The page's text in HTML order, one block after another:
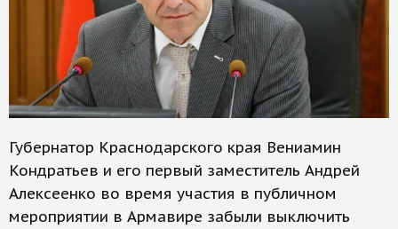
Губернатор Краснодарского края Вениамин
Кондратьев и его первый заместитель Андрей
Алексеенко во время участия в публичном
мероприятии в Армавире забыли выключить